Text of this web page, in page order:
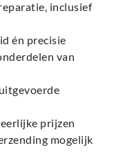
inclusief
én precisie
van
prijzen
mogelijk